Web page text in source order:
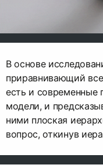
В основе
приравнивающий
есть и современные
модели, и
ними плоская
вопрос, откинув